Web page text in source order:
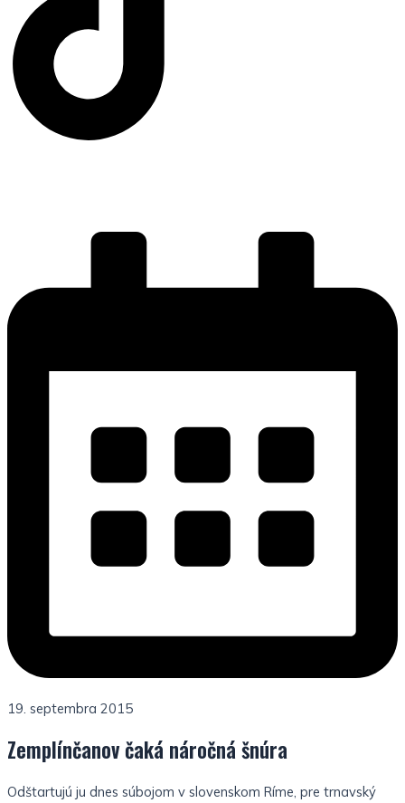
19. septembra 2015
Zemplínčanov čaká náročná šnúra
Odštartujú ju dnes súbojom v slovenskom Ríme, pre trnavský